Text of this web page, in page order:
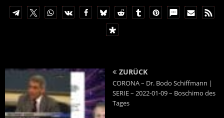
ZURÜCK
CORONA – Dr. Bodo Schiffmann |
SERIE – 2022-01-09 – Boschimo des
Tages